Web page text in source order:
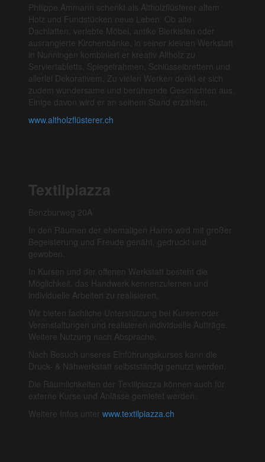
Philippe Ammann schenkt als Altholzflüsterer altem
Holz und Fundstücken neue Leben. Ob alte
Dachlatten, verlebte Möbel, antike Bierkisten oder
ausrangierte Kirchenbänke, in seiner kleinen Werkstatt
in Nunningen kombiniert er kreativ Altholz zu
Serviertabletts, Spiegelrahmen, Schlüsselbrettern und
allerlei Dekorativem. Zu vielen Werken denkt er sich
zudem wundersame und berührende Geschichten aus.
Einige davon wird er an seinem Stand erzählen.
www.altholzflüsterer.ch
Textilpiazza
Benzburweg 20A
In den Räumen der ehemaligen Hanro wird mit großer
Begeisterung und Freude genäht, gedruckt und
gewoben.
In Kursen und der offenen Werkstatt besteht die
Möglichkeit, das Handwerk kennenzulernen und
individuelle Arbeiten zu realisieren.
Wir bieten fachliche Unterstützung bei Kursen oder
Veranstaltungen und realisieren individuelle Aufträge.
Weitere Nutzung nach Absprache.
Nach Besuch unseres Einführungskurses kann die
Druck- & Nähwerkstatt selbstständig genutzt werden.
Die Räumlichkeiten der Textilpiazza können auch für
externe Kurse und Anlässe gemietet werden.
Weitere Infos unterwww.textilpiazza.ch